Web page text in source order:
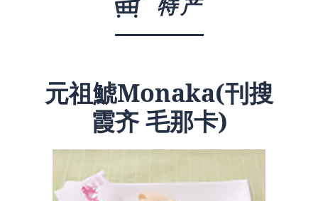
特产
元祖鯱Monaka(刊搜
霞齐 毛那卡)